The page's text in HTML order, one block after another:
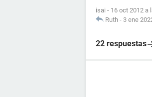
isai - 16 oct 2012 a
Ruth - 3 ene
22 respuestas